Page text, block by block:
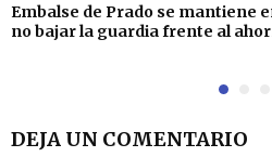
Embalse de Prado se mantiene
no bajar la guardia frente al
DEJA UN COMENTARIO